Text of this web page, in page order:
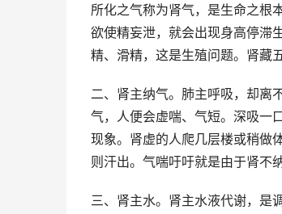
所化之气称为肾气，是生命之根
欲使精妄泄，就会出现身高停滞
精、滑精，这是生殖问题。肾藏
二、肾主纳气。肺主呼吸，却离
气，人便会虚喘、气短。深吸一
现象。肾虚的人爬几层楼或稍做
则汗出。气喘吁吁就是由于肾不
三、肾主水。肾主水液代谢，是